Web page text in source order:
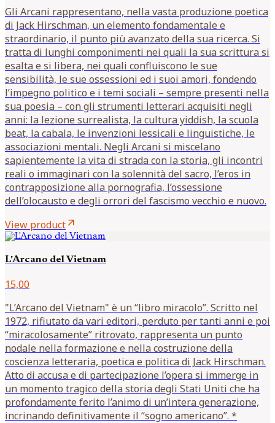
Gli Arcani rappresentano, nella vasta produzione poetica
di Jack Hirschman, un elemento fondamentale e
straordinario, il punto più avanzato della sua ricerca. Si
tratta di lunghi componimenti nei quali la sua scrittura si
esalta e si libera, nei quali confluiscono le sue
sensibilità, le sue ossessioni ed i suoi amori, fondendo
l’impegno politico e i temi sociali – sempre presenti nella
sua poesia – con gli strumenti letterari acquisiti negli
anni: la lezione surrealista, la cultura yiddish, la scuola
beat, la cabala, le invenzioni lessicali e linguistiche, le
associazioni mentali. Negli Arcani si miscelano
sapientemente la vita di strada con la storia, gli incontri
reali o immaginari con la solennità del sacro, l’eros in
contrapposizione alla pornografia, l’ossessione
dell’olocausto e degli orrori del fascismo vecchio e nuovo.
View productarrow_outward
L'Arcano del Vietnam
15,00
"L’Arcano del Vietnam" è un “libro miracolo”. Scritto nel
1972, rifiutato da vari editori, perduto per tanti anni e poi
“miracolosamente” ritrovato, rappresenta un punto
nodale nella formazione e nella costruzione della
coscienza letteraria, poetica e politica di Jack Hirschman.
Atto di accusa e di partecipazione l’opera si immerge in
un momento tragico della storia degli Stati Uniti che ha
profondamente ferito l’animo di un’intera generazione,
incrinando definitivamente il “sogno americano”. *